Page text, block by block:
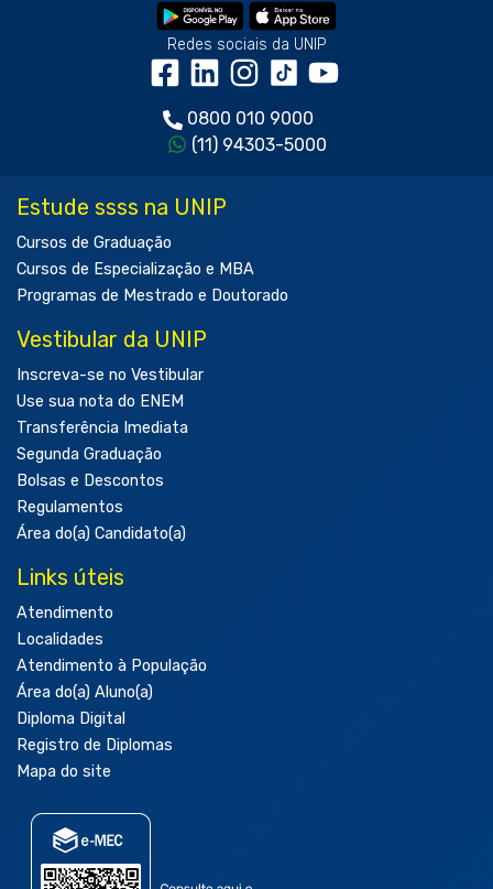
Redes sociais da UNIP
0800 010 9000
(11) 94303-5000
Estude ssss na UNIP
Cursos de Graduação
Cursos de Especialização e MBA
Programas de Mestrado e Doutorado
Vestibular da UNIP
Inscreva-se no Vestibular
Use sua nota do ENEM
Transferência Imediata
Segunda Graduação
Bolsas e Descontos
Regulamentos
Área do(a) Candidato(a)
Links úteis
Atendimento
Localidades
Atendimento à População
Área do(a) Aluno(a)
Diploma Digital
Registro de Diplomas
Mapa do site